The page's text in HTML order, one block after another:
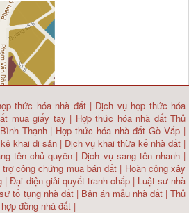
thức hóa nhà đất| Dịch vụ hợp thức hóa
mua giấy tay | Hợp thức hóa nhà đất Thủ
Thạnh | Hợp thức hóa nhà đất Gò Vấp |
khai di sản | Dịch vụ khai thừa kế nhà đất |
tên chủ quyền | Dịch vụ sang tên nhanh |
trợ công chứng mua bán đất | Hoàn công xây
|Đại diện giải quyết tranh chấp | Luật sư nhà
tố tụng nhà đất | Bản án mẫu nhà đất|Thủ
đồng nhà đất |